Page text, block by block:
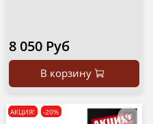
8 050 Руб
В корзину
АКЦИЯ! -20%